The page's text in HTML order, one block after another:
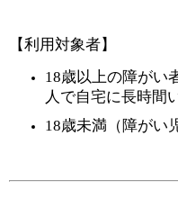
【利用対象者】
18歳以上の障がい
人で自宅に長時間
18歳未満（障がい